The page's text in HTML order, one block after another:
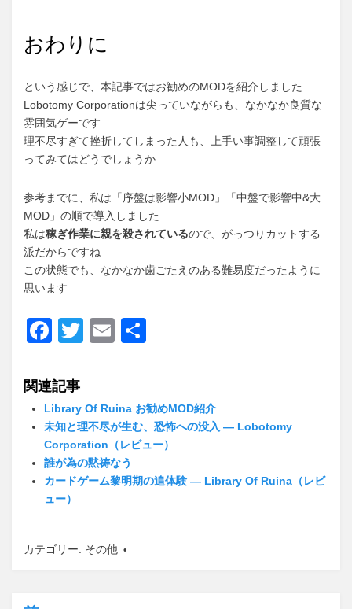
おわりに
という感じで、本記事ではお勧めのMODを紹介しました
Lobotomy Corporationは尖っていながらも、なかなか良質な
雰囲気ゲーです
理不尽すぎて挫折してしまった人も、上手い事調整して頑張
ってみてはどうでしょうか
参考までに、私は「序盤は影響小MOD」「中盤で影響中&大
MOD」の順で導入しました
私は稼ぎ作業に親を殺されているので、がっつりカットする
派だからですね
この状態でも、なかなか歯ごたえのある難易度だったように
思います
F
c
e
b
o
o
k
T
er
E
関連記事
Library Of Ruina お勧めMOD紹介
未知と理不尽が生む、恐怖への没入 ― Lobotomy
Corporation（レビュー）
誰が為の黙祷なう
カードゲーム黎明期の追体験 ― Library Of Ruina（レビ
ュー）
カテゴリー: その他